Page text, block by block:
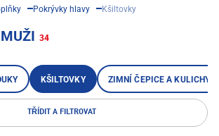
Pokrývky hlavy Kšiltovky
34
KŠILTOVKY ZIMNÍ ČEPICE A KULICHY
TŘÍDIT A FILTROVAT